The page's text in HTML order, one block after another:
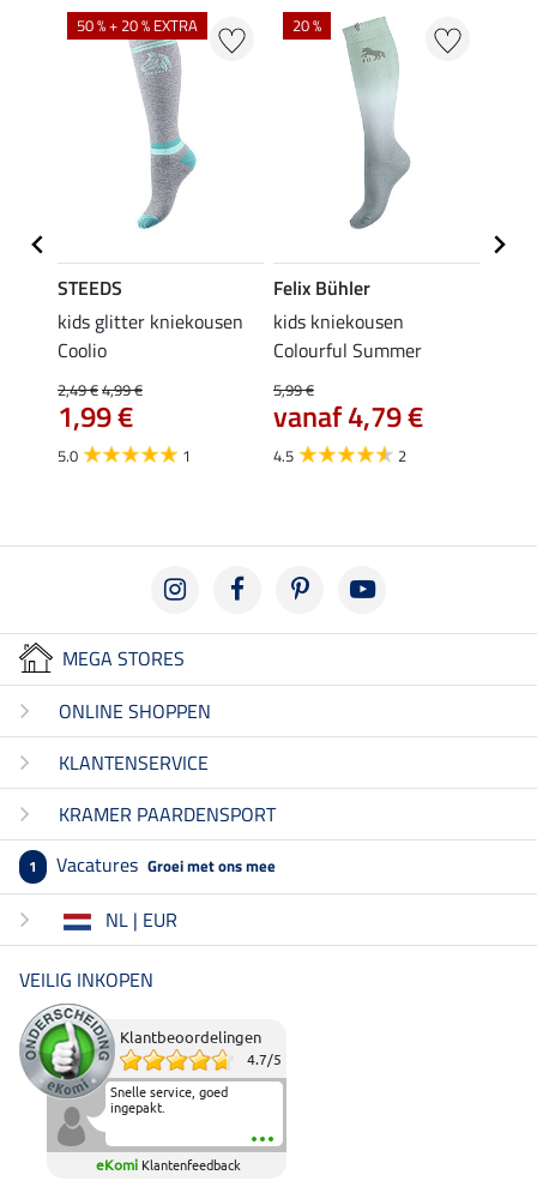
50 % + 20 % EXTRA
STEEDS
kids glitter kniekousen
Coolio
2,49 €4,99 €
1,99 €
5.0 1
20 %
Felix Bühler
kids kniekousen
Colourful Summer
5,99 €
vanaf 4,79 €
4.5 2
MEGA STORES
ONLINE SHOPPEN
KLANTENSERVICE
KRAMER PAARDENSPORT
1 Vacatures Groei met ons mee
NL | EUR
VEILIG INKOPEN
Klantbeoordelingen
4.7/5
Snelle service, goed
ingepakt.
eKomi Klantenfeedback